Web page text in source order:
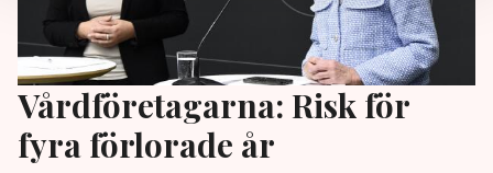
Vårdföretagarna: Risk för
fyra förlorade år